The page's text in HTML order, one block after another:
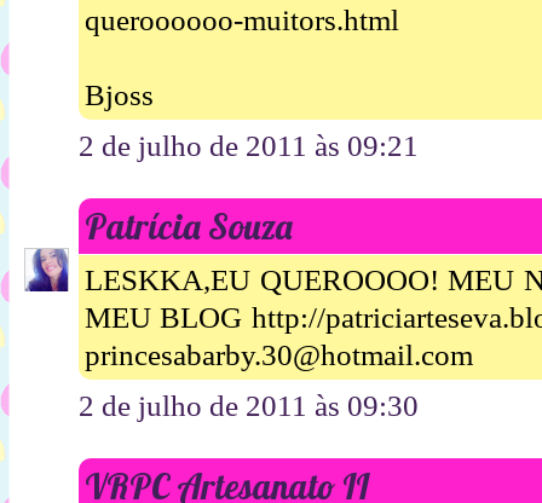
queroooooo-muitors.html
Bjoss
2 de julho de 2011 às 09:21
Patrícia Souza
LESKKA,EU QUEROOOO! MEU
MEU BLOG http://
princesabarby.30@hotmail.com
2 de julho de 2011 às 09:30
VRPC Artesanato II